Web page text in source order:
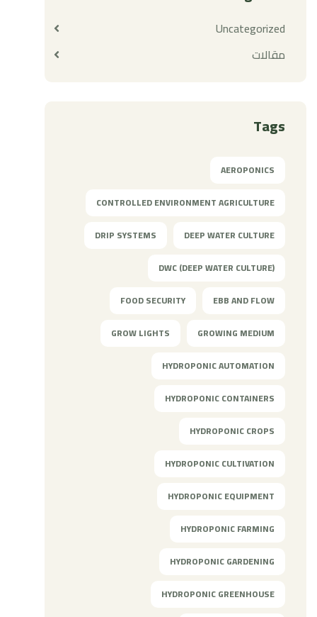
Uncategorized
مقالات
Tags
AEROPONICS
CONTROLLED ENVIRONMENT AGRICULTURE
DEEP WATER CULTURE
DRIP SYSTEMS
DWC (DEEP WATER CULTURE)
EBB AND FLOW
FOOD SECURITY
GROWING MEDIUM
GROW LIGHTS
HYDROPONIC AUTOMATION
HYDROPONIC CONTAINERS
HYDROPONIC CROPS
HYDROPONIC CULTIVATION
HYDROPONIC EQUIPMENT
HYDROPONIC FARMING
HYDROPONIC GARDENING
HYDROPONIC GREENHOUSE